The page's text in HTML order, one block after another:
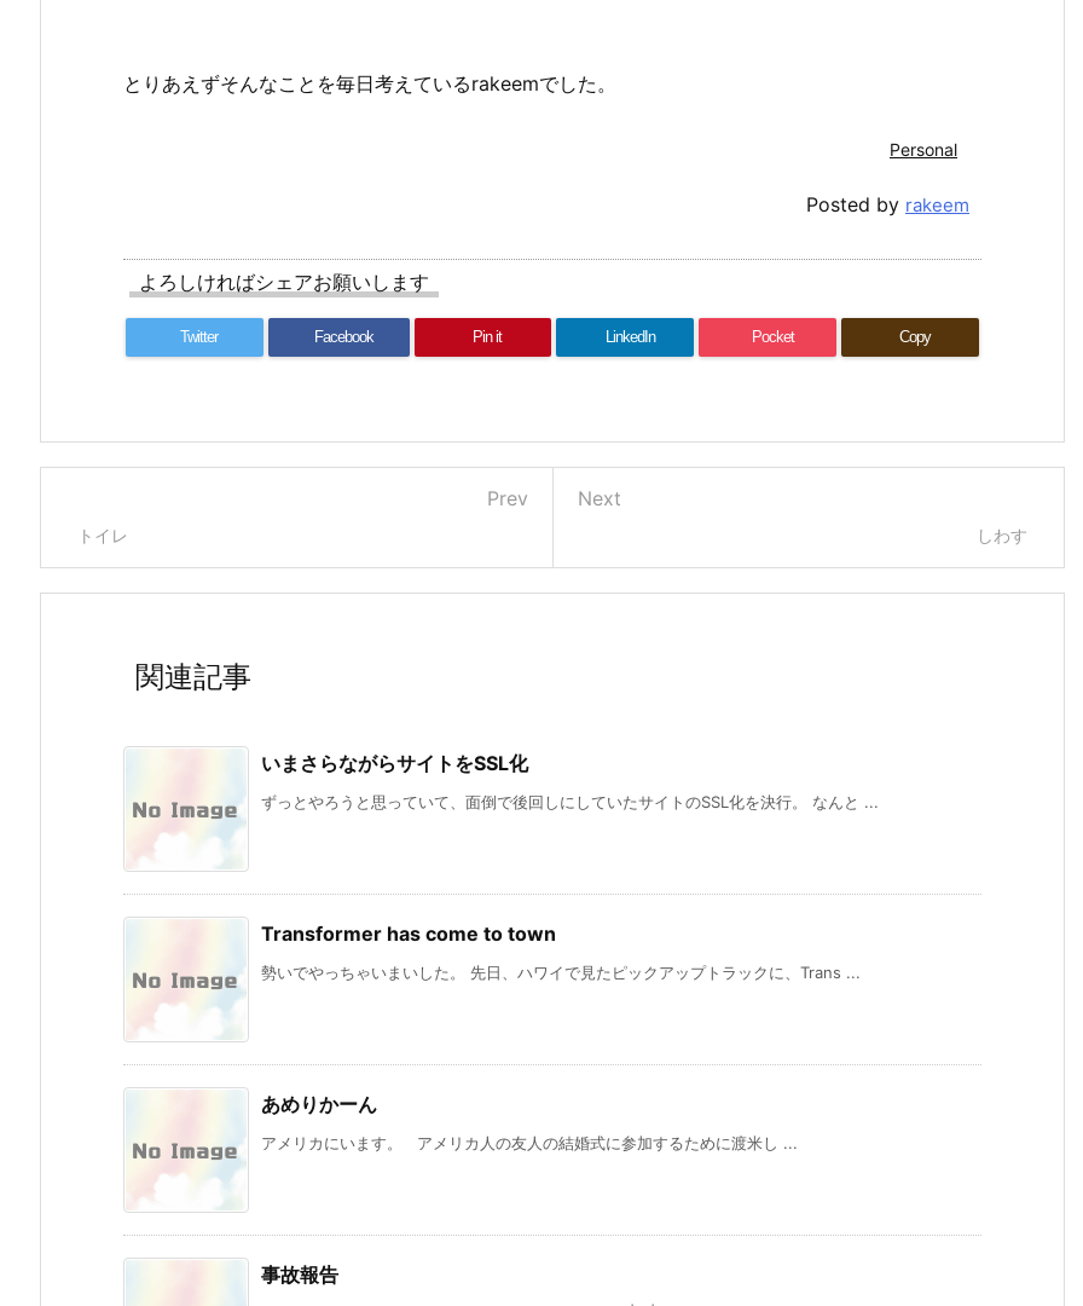
とりあえずそんなことを毎日考えているrakeemでした。
Personal
Posted by rakeem
よろしければシェアお願いします
Twitter Facebook Pin it LinkedIn Pocket Copy
しわす
Next
トイレ
Prev
関連記事
いまさらながらサイトをSSL化
ずっとやろうと思っていて、面倒で後回しにしていたサイトのSSL化を決行。 なんと ...
Transformer has come to town
勢いでやっちゃいまいした。 先日、ハワイで見たピックアップトラックに、Trans ...
あめりかーん
アメリカにいます。 アメリカ人の友人の結婚式に参加するために渡米し ...
事故報告